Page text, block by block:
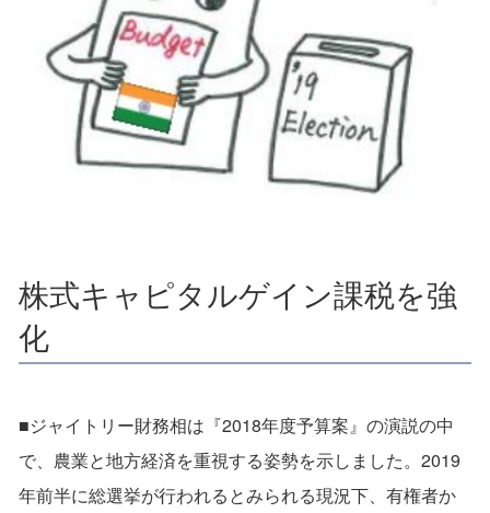
株式キャピタルゲイン課税を強
化
■ジャイトリー財務相は『2018年度予算案』の演説の中
で、農業と地方経済を重視する姿勢を示しました。2019
年前半に総選挙が行われるとみられる現況下、有権者か